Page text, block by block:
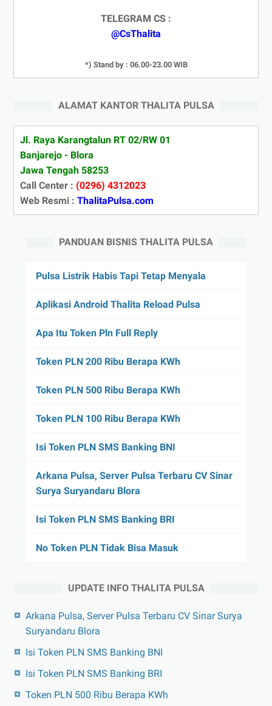
TELEGRAM CS :
@CsThalita
*) Stand by : 06.00-23.00 WIB
ALAMAT KANTOR THALITA PULSA
Jl. Raya Karangtalun RT 02/RW 01
Banjarejo - Blora
Jawa Tengah 58253
Call Center : (0296) 4312023
Web Resmi : ThalitaPulsa.com
PANDUAN BISNIS THALITA PULSA
Pulsa Listrik Habis Tapi Tetap Menyala
Aplikasi Android Thalita Reload Pulsa
Apa Itu Token Pln Full Reply
Token PLN 200 Ribu Berapa KWh
Token PLN 500 Ribu Berapa KWh
Token PLN 100 Ribu Berapa KWh
Isi Token PLN SMS Banking BNI
Arkana Pulsa, Server Pulsa Terbaru CV Sinar
Surya Suryandaru Blora
Isi Token PLN SMS Banking BRI
No Token PLN Tidak Bisa Masuk
UPDATE INFO THALITA PULSA
Arkana Pulsa, Server Pulsa Terbaru CV Sinar Surya
Suryandaru Blora
Isi Token PLN SMS Banking BNI
Isi Token PLN SMS Banking BRI
Token PLN 500 Ribu Berapa KWh